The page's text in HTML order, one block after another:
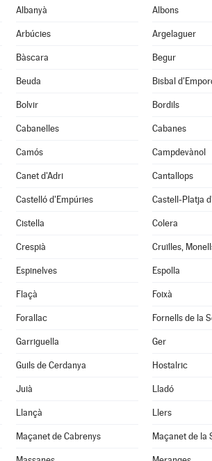
Albanyà Albons
Arbúcies Argelaguer
Bàscara Begur
Beuda Bisbal
Bolvir Bordils
Cabanelles Cabanes
Camós Campdevànol
Canet d'Adri Cantallops
Castelló d'Empúries Castell-Platja
Cistella Colera
Crespià
Espinelves Espolla
Flaçà Foixà
Forallac Fornells de la
Garriguella Ger
Guils de Cerdanya Hostalric
Juià Lladó
Llançà Llers
Maçanet de Cabrenys Maçanet de la